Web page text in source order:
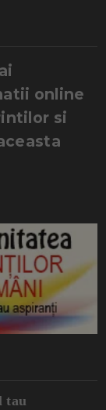
online
si
tau